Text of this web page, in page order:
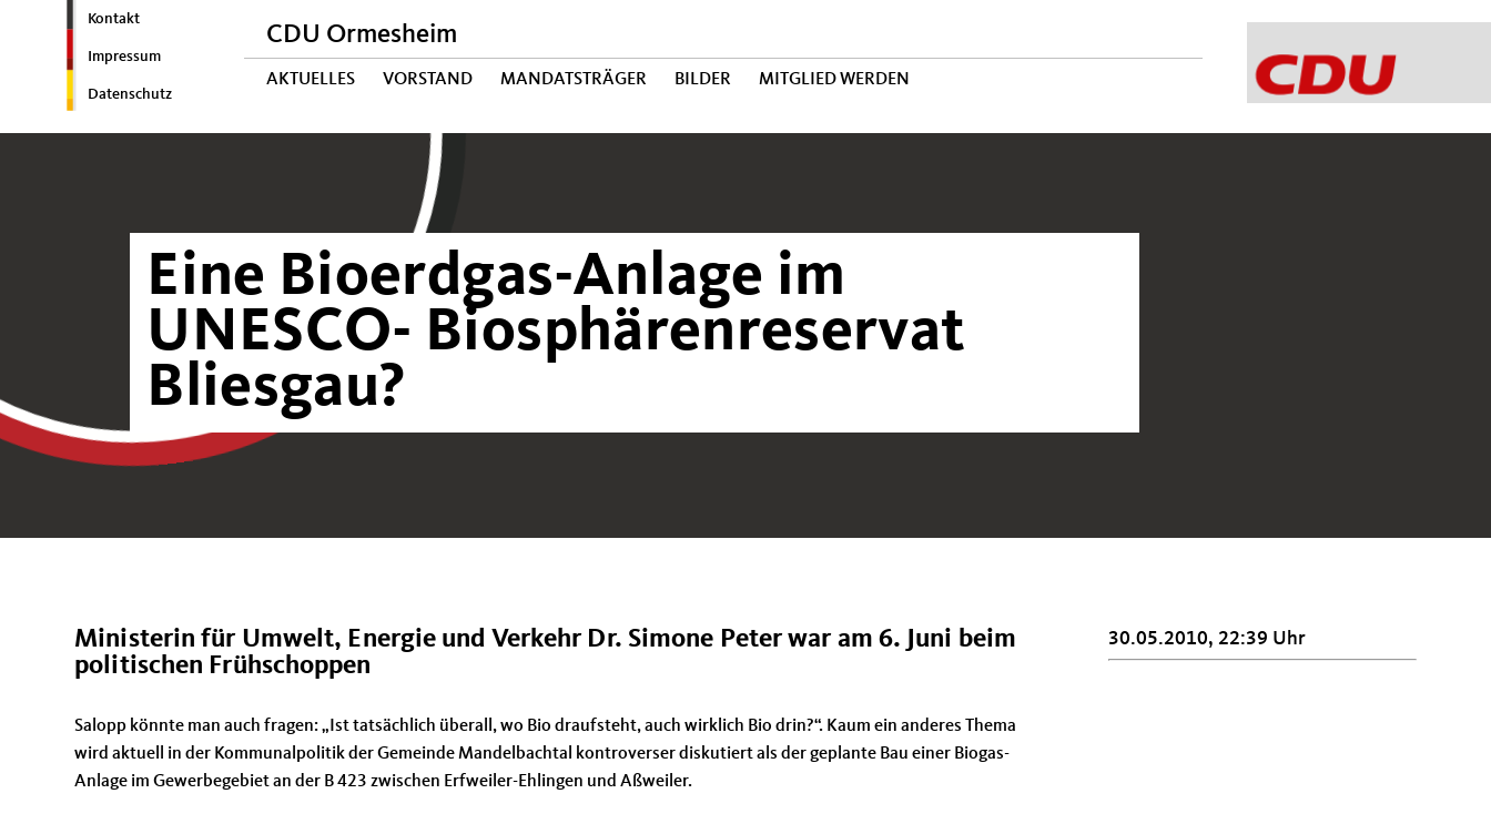
Kontakt
Impressum
Datenschutz
CDU Ormesheim
AKTUELLES VORSTAND MANDATSTRÄGER BILDER MITGLIED WERDEN
Eine Bioerdgas-Anlage im
UNESCO- Biosphärenreservat
Bliesgau?
Ministerin für Umwelt, Energie und Verkehr Dr. Simone Peter war am 6. Juni beim
politischen Frühschoppen
Salopp könnte man auch fragen: „Ist tatsächlich überall, wo Bio draufsteht, auch wirklich Bio drin?“. Kaum ein anderes Thema
wird aktuell in der Kommunalpolitik der Gemeinde Mandelbachtal kontroverser diskutiert als der geplante Bau einer Biogas-
Anlage im Gewerbegebiet an der B 423 zwischen Erfweiler-Ehlingen und Aßweiler.
30.05.2010, 22:39 Uhr